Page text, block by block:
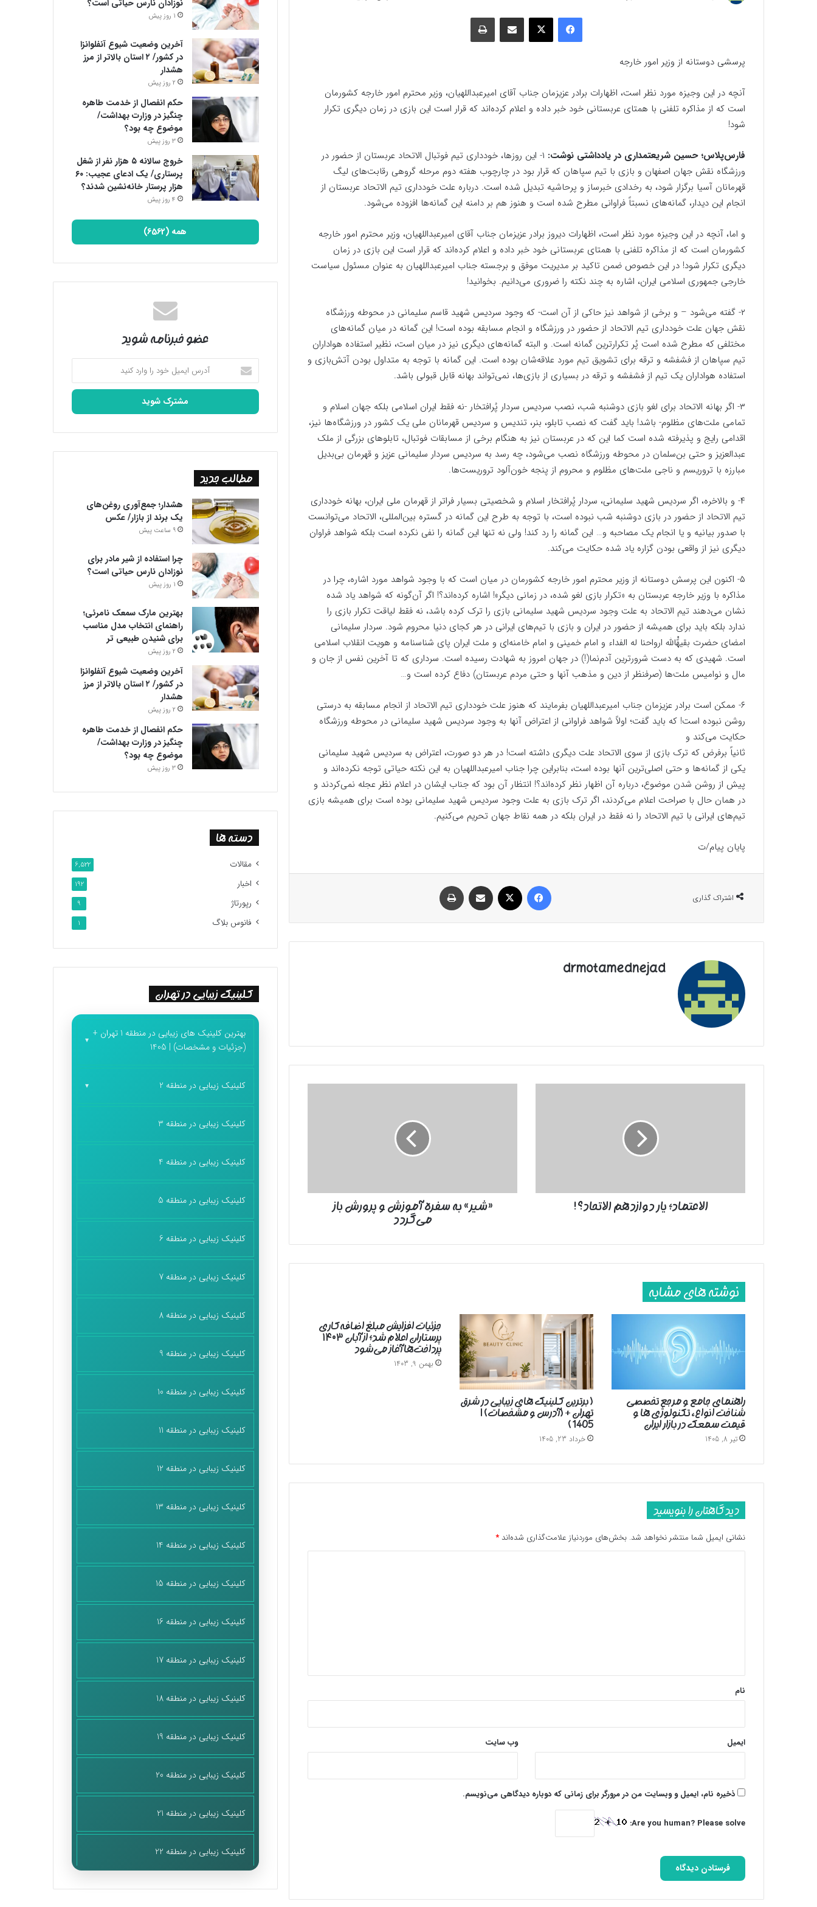
فیسبوک ایکس اشتراک گذاری با ایمیل چاپ
پرسشی دوستانه از وزیر امور خارجه
آنچه در این وجیزه مورد نظر است، اظهارات برادر عزیزمان جناب آقای امیرعبداللهیان، وزیر محترم امور خارجه کشورمان
است که از مذاکره تلفنی با همتای عربستانی خود خبر داده و اعلام کرده‌اند که قرار است این بازی در زمان دیگری تکرار
شود!
فارس‌پلاس؛ حسین شریعتمداری در یادداشتی نوشت: ۱- این روزها، خودداری تیم فوتبال الاتحاد عربستان از حضور در
ورزشگاه نقش جهان اصفهان و بازی با تیم سپاهان که قرار بود در چارچوب هفته دوم مرحله گروهی رقابت‌های لیگ
قهرمانان آسیا برگزار شود، به رخدادی خبرساز و پر‌حاشیه تبدیل شده است. درباره علت خودداری تیم الاتحاد عربستان از
انجام این دیدار، گمانه‌های نسبتاً فراوانی مطرح شده است و هنوز هم بر دامنه این گمانه‌ها افزوده می‌شود.
و اما، آنچه در این وجیزه مورد نظر است، اظهارات دیروز برادر عزیزمان جناب آقای امیرعبداللهیان، وزیر محترم امور خارجه
کشورمان است که از مذاکره تلفنی با همتای عربستانی خود خبر داده و اعلام کرده‌اند که قرار است این بازی در زمان
دیگری تکرار شود! در این خصوص ضمن تاکید بر مدیریت موفق و برجسته جناب امیر‌عبداللهیان به عنوان مسئول سیاست
خارجی جمهوری اسلامی ایران، ‌اشاره به چند نکته را ضروری می‌دانیم. بخوانید!
۲- گفته می‌شود – و برخی از شواهد نیز حاکی از آن است- که وجود سردیس شهید قاسم سلیمانی در محوطه ورزشگاه
نقش جهان علت خودداری تیم الاتحاد از حضور در ورزشگاه و انجام مسابقه بوده است! این گمانه در میان گمانه‌های
مختلفی که مطرح شده است پُر تکرارترین گمانه است. و البته گمانه‌های دیگری نیز در میان است، نظیر استفاده هواداران
تیم سپاهان از فشفشه و ترقه برای تشویق تیم مورد علاقه‌شان بوده است. این گمانه با توجه به متداول بودن آتش‌بازی و
استفاده هواداران یک تیم از فشفشه و ترقه در بسیاری از بازی‌ها، نمی‌تواند بهانه قابل قبولی باشد.
۳- اگر بهانه الاتحاد برای لغو بازی دوشنبه شب، نصب سردیس سردار پُر‌افتخار -نه فقط ایران اسلامی بلکه جهان اسلام و
تمامی ملت‌های مظلوم- باشد! باید گفت که نصب تابلو، بنر، تندیس و سردیس قهرمانان ملی یک کشور در ورزشگاه‌ها نیز،
اقدامی رایج و پذیرفته شده است کما این که در عربستان نیز به هنگام برخی از مسابقات فوتبال، تابلوهای بزرگی از ملک
عبدالعزیز و حتی بن‌سلمان در محوطه ورزشگاه نصب می‌شود، چه رسد به سردیس سردار سلیمانی عزیز و قهرمان بی‌بدیل
مبارزه با تروریسم و ناجی ملت‌های مظلوم و محروم از پنجه خون‌آلود تروریست‌ها.
۴- و بالاخره، اگر سردیس شهید سلیمانی، سردار پُر‌افتخار اسلام و شخصیتی بسیار فراتر از قهرمان ملی ایران، بهانه خودداری
تیم الاتحاد از حضور در بازی دوشنبه شب نبوده است، با توجه به طرح این گمانه در گستره بین‌المللی، الاتحاد می‌توانست
با صدور بیانیه و یا انجام یک مصاحبه و… این گمانه را رد کند! ولی نه تنها این گمانه را نفی نکرده است بلکه شواهد فراوان
دیگری نیز از واقعی بودن گزاره یاد شده حکایت می‌کند.
۵- اکنون این پرسش دوستانه از وزیر محترم امور خارجه کشورمان در میان است که با وجود شواهد مورد ‌اشاره، چرا در
مذاکره با وزیر خارجه عربستان به «‌تکرار بازی لغو شده، در زمانی دیگر»! اشاره کرده‌اند؟! اگر آن‌گونه که شواهد یاد شده
نشان می‌دهند تیم الاتحاد به علت وجود سردیس شهید سلیمانی بازی را ترک کرده باشد، نه فقط لیاقت تکرار بازی را
ندارد بلکه باید برای همیشه از حضور در ایران و بازی با تیم‌های ایرانی در هر کجای دنیا محروم شود. سردار سلیمانی
امضای حضرت بقیهًْالله ارواحنا له الفداء و امام خمینی و امام خامنه‌ای و ملت ایران پای شناسنامه و هویت انقلاب اسلامی
است. شهیدی که به دست شرورترین آدم‌نما‌(!) در جهان امروز به شهادت رسیده است. سرداری که تا آخرین نفس از جان و
مال و نوامیس ملت‌ها (صرفنظر از دین و مذهب آنها و حتی مردم عربستان‌) دفاع کرده است و…
۶- ممکن است برادر عزیزمان جناب امیر‌عبداللهیان بفرمایند که هنوز علت خودداری تیم الاتحاد از انجام مسابقه به درستی
روشن نبوده است! که باید گفت؛ اولاً شواهد فراوانی از اعتراض آنها به وجود سردیس شهید سلیمانی در محوطه ورزشگاه
حکایت می‌کند و
ثانیاً برفرض که ترک بازی از سوی الاتحاد علت دیگری داشته است! در هر دو صورت، اعتراض به سردیس شهید سلیمانی
یکی از گمانه‌ها و حتی اصلی‌ترین آنها بوده است، بنابراین چرا جناب امیر‌عبداللهیان به این نکته حیاتی توجه نکرده‌اند و
پیش از روشن شدن موضوع، درباره آن اظهار نظر کرده‌اند؟! انتظار آن بود که جناب ایشان در اعلام نظر عجله نمی‌کردند و
در همان حال با صراحت اعلام می‌کردند، اگر ترک بازی به علت وجود سردیس شهید سلیمانی بوده است برای همیشه بازی
تیم‌های ایرانی با تیم الاتحاد را نه فقط در ایران بلکه در همه نقاط جهان تحریم می‌کنیم.
پایان پیام/ت
اشتراک گذاری
فیسبوک ایکس اشتراک گذاری با ایمیل
drmotamednejad
الاعتماد؛ یار دوازدهم الاتحاد؟! «شیر» به سفره آموزش و پرورش باز
می‌گردد
نوشته های مشابه
راهنمای جامع و مرجع تخصصی
شناخت انواع، تکنولوژی ها و
قیمت سمعک در بازار ایران
تیر 8, 1405
( برترین کلینیک های زیبایی در شرق
تهران + (آدرس و مشخصات) |
1405 )
خرداد 23, 1405
جزئیات افزایش مبلغ اضافه‌کاری
پرستاران اعلام شد؛ از آبان ۱۴۰۳
پرداخت‌ها آغاز می‌شود
بهمن 9, 1403
دیدگاهتان را بنویسید
نشانی ایمیل شما منتشر نخواهد شد. بخش‌های موردنیاز علامت‌گذاری شده‌اند *
نام
ایمیل وب‌ سایت
ذخیره نام، ایمیل و وبسایت من در مرورگر برای زمانی که دوباره دیدگاهی می‌نویسم.
Are you human? Please solve:
نوزادان نارس حیاتی است؟
1 روز پیش
آخرین وضعیت شیوع آنفلوانزا
در کشور/ ۲ استان بالاتر از مرز
هشدار
2 روز پیش
حکم انفصال از خدمت طاهره
چنگیز در وزارت بهداشت/
موضوع چه بود؟
3 روز پیش
خروج سالانه ۵ هزار نفر از شغل
پرستاری/ یک ادعای عجیب: ۶۰
هزار پرستار خانه‌نشین شدند؟
4 روز پیش
همه (6562)
عضو خبرنامه شوید
آدرس
ایمیل
خود
وارد
مطالب جدید
هشدار؛ جمع‌آوری روغن‌های
یک برند از بازار/ عکس
9 ساعت پیش
چرا استفاده از شیر مادر برای
نوزادان نارس حیاتی است؟
1 روز پیش
بهترین مارک سمعک نامرئی؛
راهنمای انتخاب مدل مناسب
برای شنیدن طبیعی تر
2 روز پیش
آخرین وضعیت شیوع آنفلوانزا
در کشور/ ۲ استان بالاتر از مرز
هشدار
2 روز پیش
حکم انفصال از خدمت طاهره
چنگیز در وزارت بهداشت/
موضوع چه بود؟
3 روز پیش
دسته ها
مقالات 6,522
اخبار 192
رپورتاژ 9
فانوس بلاگ 1
کلینیک زیبایی در تهران
بهترین کلینیک های زیبایی در منطقه 1 تهران +
(جزئیات و مشخصات) | 1405
کلینیک زیبایی در منطقه 2
کلینیک زیبایی در منطقه 3
کلینیک زیبایی در منطقه 4
کلینیک زیبایی در منطقه 5
کلینیک زیبایی در منطقه 6
کلینیک زیبایی در منطقه 7
کلینیک زیبایی در منطقه 8
کلینیک زیبایی در منطقه 9
کلینیک زیبایی در منطقه 10
کلینیک زیبایی در منطقه 11
کلینیک زیبایی در منطقه 12
کلینیک زیبایی در منطقه 13
کلینیک زیبایی در منطقه 14
کلینیک زیبایی در منطقه 15
کلینیک زیبایی در منطقه 16
کلینیک زیبایی در منطقه 17
کلینیک زیبایی در منطقه 18
کلینیک زیبایی در منطقه 19
کلینیک زیبایی در منطقه 20
کلینیک زیبایی در منطقه 21
کلینیک زیبایی در منطقه 22